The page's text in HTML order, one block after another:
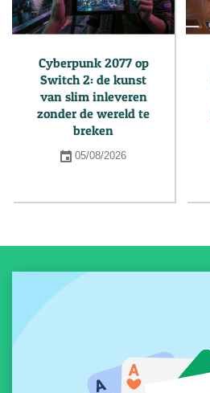
Cyberpunk 2077 op
Switch 2: de kunst
van slim inleveren
zonder de wereld te
breken
05/08/2026